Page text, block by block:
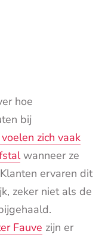
hoe
bij
zich vaak
wanneer ze
ervaren dit
zeker niet als de
Fauve zijn er